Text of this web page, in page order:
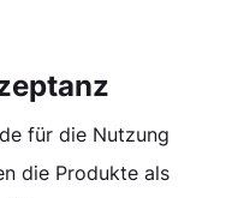
für die Nutzung
die Produkte als